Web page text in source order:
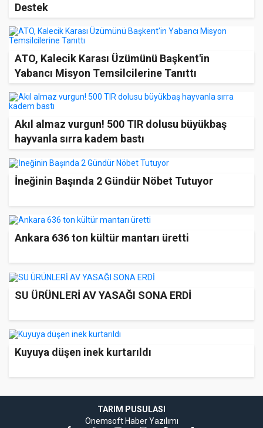
Destek
ATO, Kalecik Karası Üzümünü Başkent'in
Yabancı Misyon Temsilcilerine Tanıttı
Akıl almaz vurgun! 500 TIR dolusu büyükbaş
hayvanla sırra kadem bastı
İneğinin Başında 2 Gündür Nöbet Tutuyor
Ankara 636 ton kültür mantarı üretti
​SU ÜRÜNLERİ AV YASAĞI SONA ERDİ
Kuyuya düşen inek kurtarıldı
TARIM PUSULASI
Onemsoft Haber Yazılımı